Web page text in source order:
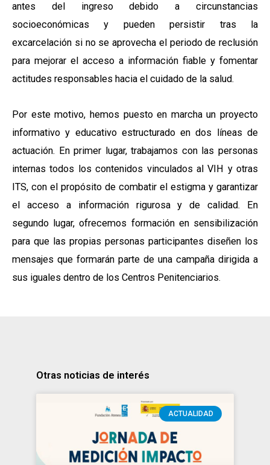
antes del ingreso debido a circunstancias
socioeconómicas y pueden persistir tras la
excarcelación si no se aprovecha el periodo de reclusión
para mejorar el acceso a información fiable y fomentar
actitudes responsables hacia el cuidado de la salud.
Por este motivo, hemos puesto en marcha un proyecto
informativo y educativo estructurado en dos líneas de
actuación. En primer lugar, trabajamos con las personas
internas todos los contenidos vinculados al VIH y otras
ITS, con el propósito de combatir el estigma y garantizar
el acceso a información rigurosa y de calidad. En
segundo lugar, ofrecemos formación en sensibilización
para que las propias personas participantes diseñen los
mensajes que formarán parte de una campaña dirigida a
sus iguales dentro de los Centros Penitenciarios.
Otras noticias de interés
ACTUALIDAD